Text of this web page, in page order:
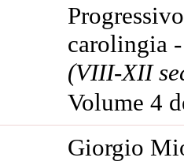
carolingia
(VIII-XII
Volume 4
Giorgio